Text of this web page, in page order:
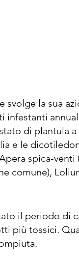
la sua
di plantula
e le
spica-
comune),
(Iva),
(Peverina),
(Fumaria),
il periodo di
più tossici.